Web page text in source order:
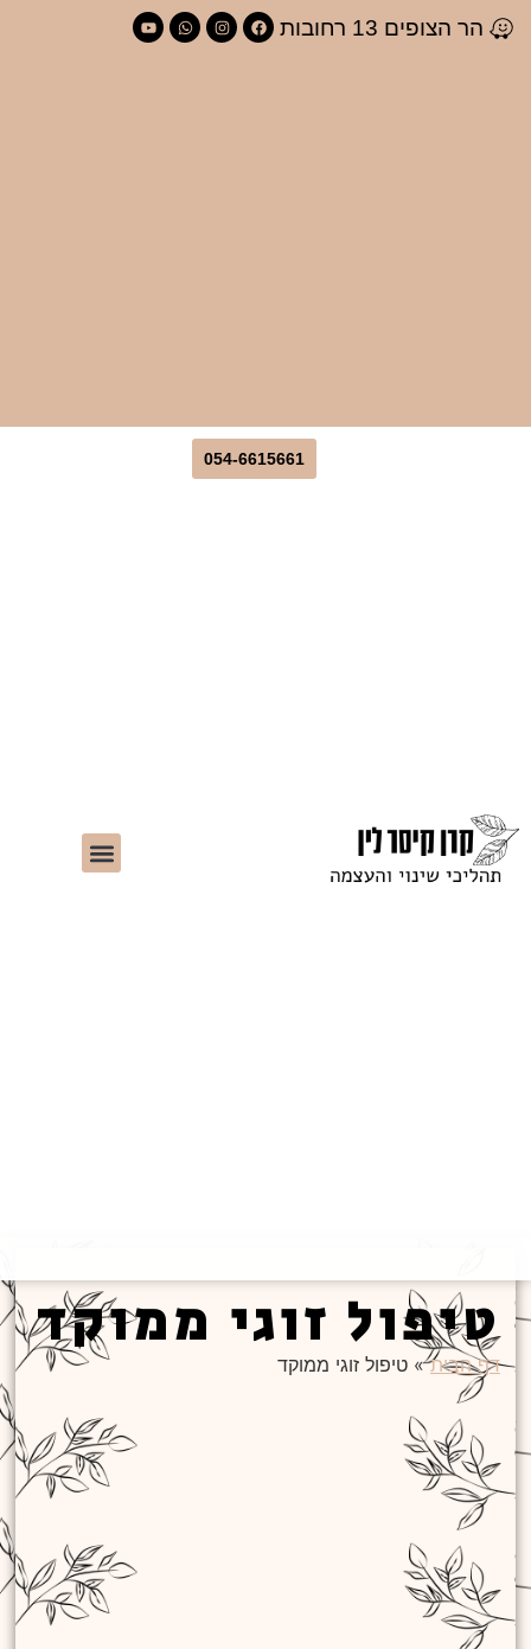
לתוכן
הר הצופים 13 רחובות
054-6615661
טיפול זוגי ממוקד
דף הבית» טיפול זוגי ממוקד